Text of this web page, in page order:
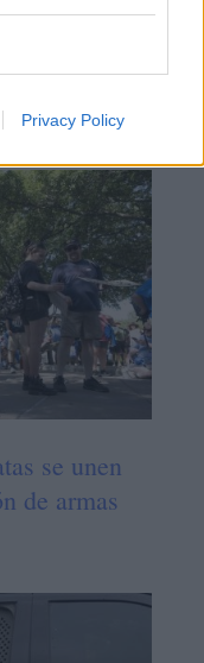
Privacy Policy
Trump en
se unen
de armas